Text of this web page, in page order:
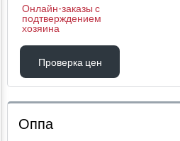
Онлайн-заказы с
подтверждением
хозяина
Проверка цен
Проверка цен
Оппа